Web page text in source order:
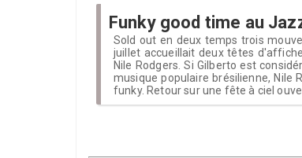
Funky good time au
Sold out en deux temps trois
juillet accueillait deux têtes
Nile Rodgers. Si Gilberto est
musique populaire brésilienne, Nile
funky. Retour sur une fête à ciel